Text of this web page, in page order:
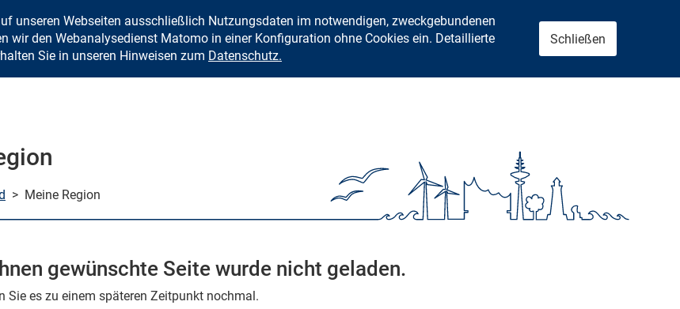
Zum Inhalt springen
unseren Webseiten ausschließlich Nutzungsdaten im notwendigen, zweckgebundenen
wir den Webanalysedienst Matomo in einer Konfiguration ohne Cookies ein. Detaillierte
Sie in unseren Hinweisen zum Datenschutz.
Schließen
> Meine Region
gewünschte Seite wurde nicht geladen.
Sie es zu einem späteren Zeitpunkt nochmal.